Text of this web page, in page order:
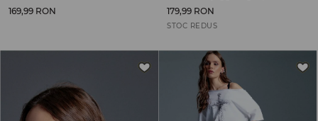
169,99 RON
179,99 RON
STOC REDUS